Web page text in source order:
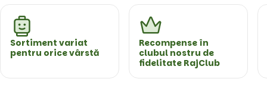
Sortiment variat
pentru orice vârstă
Recompense în
clubul nostru de
fidelitate RajClub